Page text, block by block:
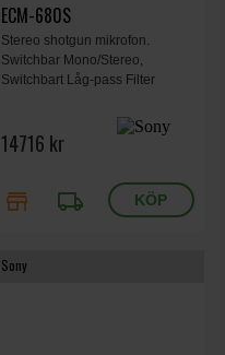
ECM-680S
Stereo shotgun mikrofon.
Switchbar Mono/Stereo,
Switchbart Låg-pass Filter
14716 kr
store local_shipping
Sony